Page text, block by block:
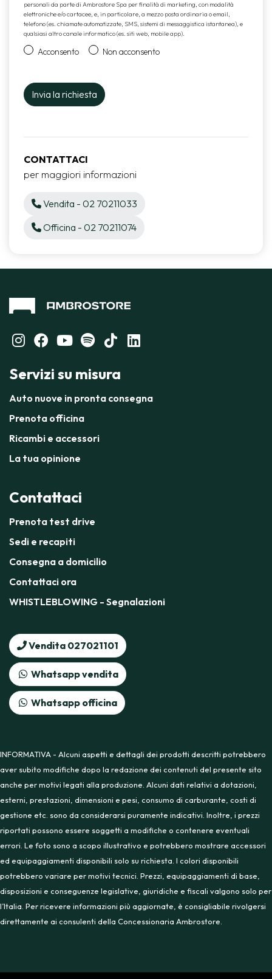
personali da parte di Ambrostore Spa per finalità di marketing, con modalità
elettroniche e/o cartacee, e, in particolare, a mezzo posta ordinaria o email,
telefono (es. chiamate automatizzate, SMS, sistemi di messaggistica istantanea), e
qualsiasi altro canale informatico (es. siti web, mobile app).
Acconsento Non acconsento
CONTATTACI
per maggiori informazioni
Vendita - 02 70211033
Officina - 02 70211074
Servizi su misura
Auto nuove in pronta consegna
Prenota officina
Ricambi e accessori
La tua opinione
Contattaci
Prenota test drive
Sedi e recapiti
Consegna a domicilio
Contattaci ora
WHISTLEBLOWING - Segnalazioni
Vendita 027021101
Whatsapp vendita
Whatsapp officina
INFORMATIVA - Alcuni aspetti e dettagli dei prodotti descritti potrebbero
aver subito modifiche dopo la redazione dei contenuti del presente sito
anche per motivi legati alla produzione. Alcuni dati relativi a dotazioni,
esterni, prestazioni, dimensioni e pesi, consumo di carburante, costi di
gestione etc. sono da considerarsi puramente indicativi. Inoltre, i prezzi
riportati possono essere soggetti a modifiche o contenere eventuali
errori. Le foto sono a scopo illustrativo e potrebbero mostrare accessori
ed equipaggiamenti disponibili solo su richiesta. I colori disponibili
potrebbero variare per motivi tecnici. Prezzi, equipaggiamenti di base,
disposizioni e conseguenze legislative, giuridiche e fiscali valgono solo per
l’Italia. Per ricevere informazioni più aggiornate, è consigliabile rivolgersi
direttamente ai consulenti della Concessionaria Ambrostore.